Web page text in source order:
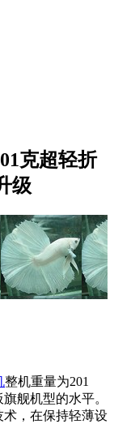
克超轻折
级
整机重量为201
舰机型的水平。
术，在保持轻薄设